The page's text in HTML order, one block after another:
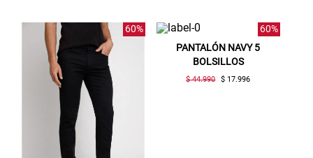
60% 60%
PANTALÓN NAVY 5
BOLSILLOS
$ 44.990 $ 17.996